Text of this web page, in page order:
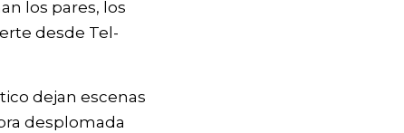
los pares, los
desde Tel-
dejan escenas
desplomada